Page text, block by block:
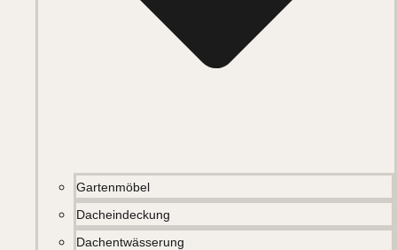
Gartenmöbel
Dacheindeckung
Dachentwässerung